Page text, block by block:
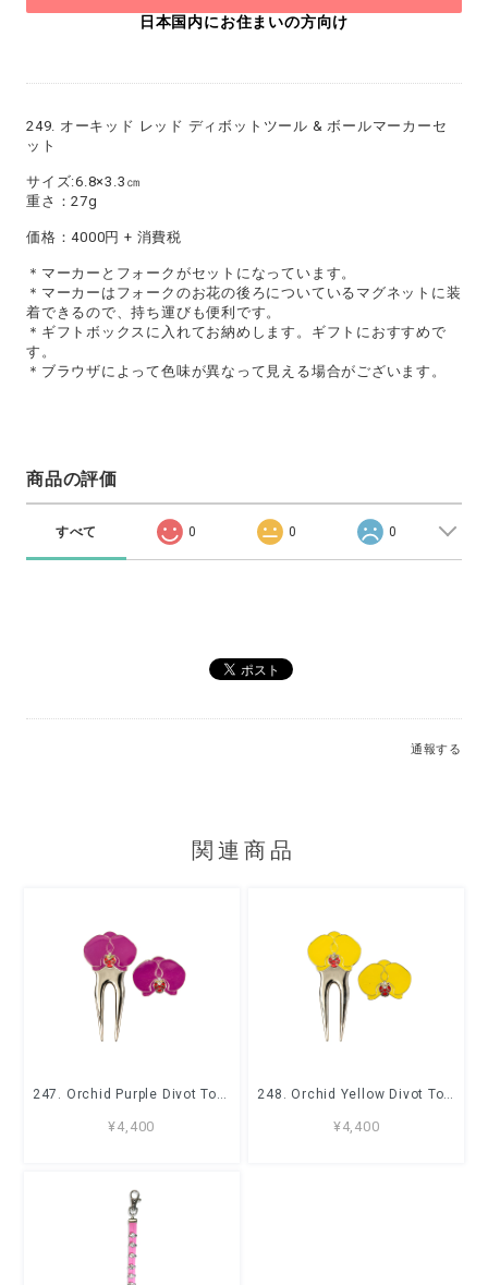
日本国内にお住まいの方向け
249. オーキッド レッド ディボットツール & ボールマーカーセ
ット
サイズ:6.8×3.3㎝
重さ：27g
価格：4000円 + 消費税
＊マーカーとフォークがセットになっています。
＊マーカーはフォークのお花の後ろについているマグネットに装
着できるので、持ち運びも便利です。
＊ギフトボックスに入れてお納めします。ギフトにおすすめで
す。
＊ブラウザによって色味が異なって見える場合がございます。
商品の評価
すべて 0 0 0
通報する
関連商品
247. Orchid Purple Divot Tool & Ball Marker Set
¥4,400
248. Orchid Yellow Divot Tool & Ball Marker Set
¥4,400